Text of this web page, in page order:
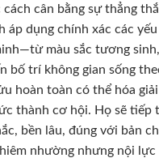
cân bằng sự thẳng
áp dụng chính xác các
màu sắc tương
bố trí không gian sống
hoàn toàn có thể hóa
thành cơ hội. Họ sẽ tiếp
bền lâu, đúng với bản
nhường nhưng nội lực